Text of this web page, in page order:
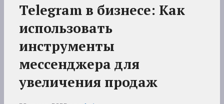
Telegram в бизнесе: Как
использовать
инструменты
мессенджера для
увеличения продаж